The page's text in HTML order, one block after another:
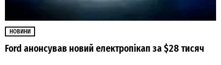
НОВИНИ
Ford анонсував новий електропікап за $28 тисяч